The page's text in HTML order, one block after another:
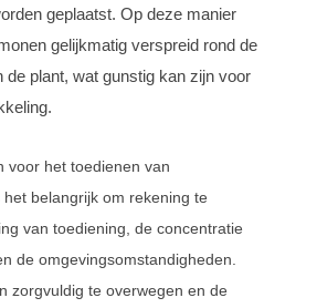
geplaatst. Op deze manier
gelijkmatig verspreid rond de
de plant, wat gunstig kan zijn voor
voor het toedienen van
belangrijk om rekening te
van toediening, de concentratie
de omgevingsomstandigheden.
zorgvuldig te overwegen en de